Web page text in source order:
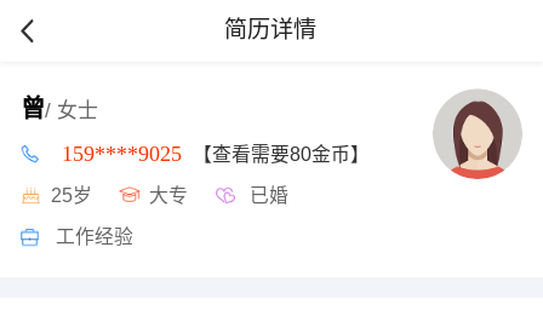
简历详情
曾/ 女士
159****9025 【查看需要80金币】
25岁 大专 已婚
工作经验